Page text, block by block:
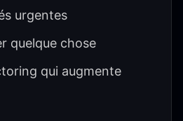
urgentes
quelque chose
qui augmente